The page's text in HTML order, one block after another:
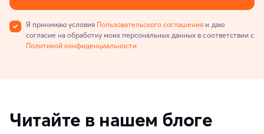
Я принимаю условия Пользовательского соглашения и даю
согласие на обработку моих персональных данных в соответствии с
Политикой конфиденциальности
Читайте в нашем блоге